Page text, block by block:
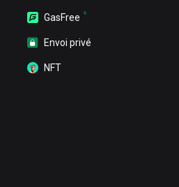
GasFree
Envoi privé
NFT